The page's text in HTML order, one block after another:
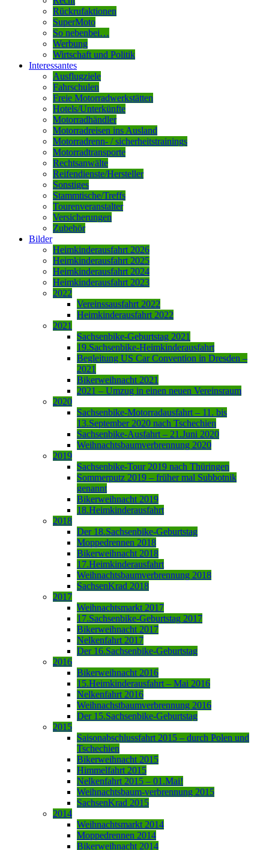
Rückrufaktionen
SuperMoto
So nebenbei…
Werbung
Wirtschaft und Politik
Interessantes
Ausflugziele
Fahrschulen
Freie Motorradwerkstätten
Hotels/Unterkünfte
Motorradhändler
Motorradreisen ins Ausland
Motorradrenn- / sicherheitstrainings
Motorradtransporte
Rechtsanwälte
Reifendienste/Hersteller
Sonstiges
Stammtische/Treffs
Tourenveranstalter
Versicherungen
Zubehör
Bilder
Heimkinderausfahrt 2026
Heimkinderausfahrt 2025
Heimkinderausfahrt 2024
Heimkinderausfahrt 2023
2022
Vereinssausfahrt 2022
Heimkinderausfahrt 2022
2021
Sachsenbike-Geburtstag 2021
19.Sachsenbike-Heimkinderausfahrt
Begleitung US Car Convention in Dresden –
2021
Bikerweihnacht 2021
2021 – Umzug in einen neuen Vereinsraum
2020
Sachsenbike-Motorradausfahrt – 11. bis
13.September 2020 nach Tschechien
Sachsenbike-Ausfahrt – 21.Juni 2020
Weihnachtsbaumverbrennung 2020
2019
Sachsenbike-Tour 2019 nach Thüringen
Sommerputz 2019 – früher mal Subbotnik
genannt
Bikerweihnacht 2019
18.Heimkinderausfahrt
2018
Der 18.Sachsenbike-Geburtstag
Moppedrennen 2018
Bikerweihnacht 2018
17.Heimkinderausfahrt
Weihnachtsbaumverbrennung 2018
SachsenKrad 2018
2017
Weihnachtsmarkt 2017
17.Sachsenbike-Geburtstag 2017
Bikerweihnacht 2017
Nelkenfahrt 2017
Der 16.Sachsenbike-Geburtstag
2016
Bikerweihnacht 2016
15.Heimkinderausfahrt – Mai 2016
Nelkenfahrt 2016
Weihnachstbaumverbrennung 2016
Der 15.Sachsenbike-Geburtstag
2015
Saisonabschlussfahrt 2015 – durch Polen und
Tschechien
Bikerweihnacht 2015
Himmelfahrt 2015
Nelkenfahrt 2015 – 01.Mai!
Weihnachtsbaum-verbrennung 2015
SachsenKrad 2015
2014
Weihnachtsmarkt 2014
Moppedrennen 2014
Bikerweihnacht 2014